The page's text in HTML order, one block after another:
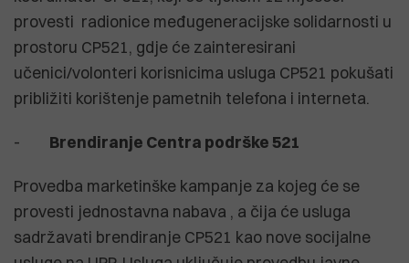
provesti radionice međugeneracijske solidarnosti u
prostoru CP521, gdje će zainteresirani
učenici/volonteri korisnicima usluga CP521 pokušati
približiti korištenje pametnih telefona i interneta.
- Brendiranje Centra podrške 521
Provedba marketinške kampanje za kojeg će se
provesti jednostavna nabava , a čija će usluga
sadržavati brendiranje CP521 kao nove socijalne